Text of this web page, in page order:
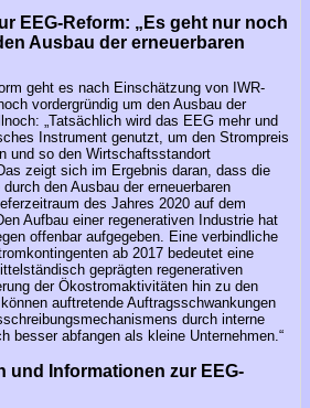
EEG-Reform: „Es geht nur noch
Ausbau der erneuerbaren
geht es nach Einschätzung von IWR-
vordergründig um den Ausbau der
„Tatsächlich wird das EEG mehr und
Instrument genutzt, um den Strompreis
und so den Wirtschaftsstandort
zeigt sich im Ergebnis daran, dass die
den Ausbau der erneuerbaren
des Jahres 2020 auf dem
Aufbau einer regenerativen Industrie hat
offenbar aufgegeben. Eine verbindliche
ab 2017 bedeutet eine
geprägten regenerativen
der Ökostromaktivitäten hin zu den
auftretende Auftragsschwankungen
durch interne
besser abfangen als kleine Unternehmen.“
und Informationen zur EEG-